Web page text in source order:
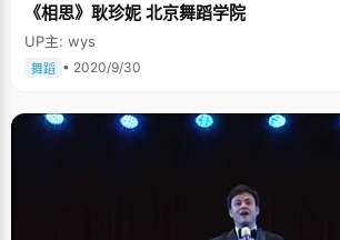
《相思》耿珍妮 北京舞蹈学院
UP主: wys
舞蹈 • 2020/9/30